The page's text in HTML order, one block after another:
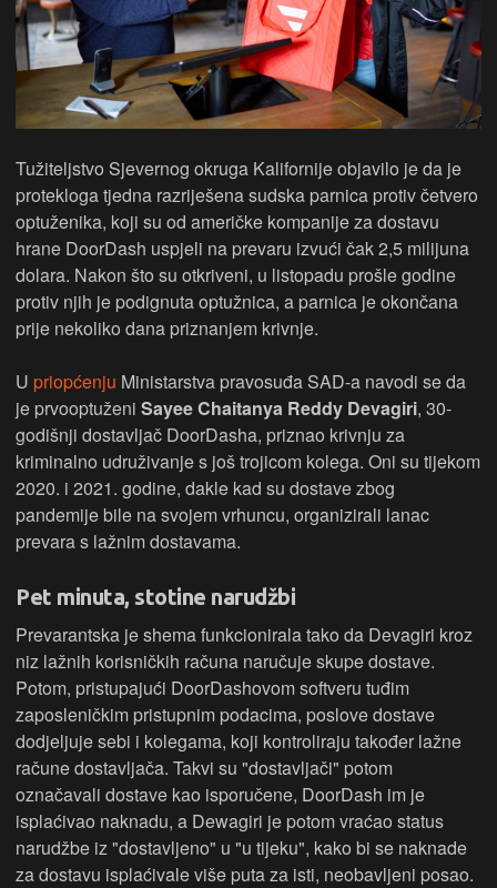
Tužiteljstvo Sjevernog okruga Kalifornije objavilo je da je
protekloga tjedna razriješena sudska parnica protiv četvero
optuženika, koji su od američke kompanije za dostavu
hrane DoorDash uspjeli na prevaru izvući čak 2,5 milijuna
dolara. Nakon što su otkriveni, u listopadu prošle godine
protiv njih je podignuta optužnica, a parnica je okončana
prije nekoliko dana priznanjem krivnje.
U priopćenju Ministarstva pravosuđa SAD-a navodi se da
je prvooptuženi Sayee Chaitanya Reddy Devagiri, 30-
godišnji dostavljač DoorDasha, priznao krivnju za
kriminalno udruživanje s još trojicom kolega. Oni su tijekom
2020. i 2021. godine, dakle kad su dostave zbog
pandemije bile na svojem vrhuncu, organizirali lanac
prevara s lažnim dostavama.
Pet minuta, stotine narudžbi
Prevarantska je shema funkcionirala tako da Devagiri kroz
niz lažnih korisničkih računa naručuje skupe dostave.
Potom, pristupajući DoorDashovom softveru tuđim
zaposleničkim pristupnim podacima, poslove dostave
dodjeljuje sebi i kolegama, koji kontroliraju također lažne
račune dostavljača. Takvi su "dostavljači" potom
označavali dostave kao isporučene, DoorDash im je
isplaćivao naknadu, a Dewagiri je potom vraćao status
narudžbe iz "dostavljeno" u "u tijeku", kako bi se naknade
za dostavu isplaćivale više puta za isti, neobavljeni posao.